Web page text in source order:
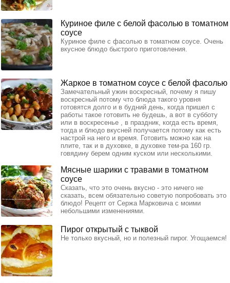
Куриное филе с белой фасолью в томатном
соусе
Куриное филе с фасолью в томатном соусе. Очень
вкусное блюдо быстрого приготовления.
Жаркое в томатном соусе с белой фасолью
Замечательный ужин воскресный, почему я пишу
воскресный потому что блюда такого уровня
готовятся долго и в будний день, когда пришел с
работы такое готовить не будешь, а вот в субботу
или в воскресенье , в праздник, когда есть время,
тогда и блюдо вкусней получается потому как есть
настрой на него и время. Готовить можно как на
плите, так и в духовке, в духовке тем-ра 160 гр.
говядину берем одним куском или несколькими.
Мясные шарики с травами в томатном
соусе
Сказать, что это очень вкусно - это ничего не
сказать, всем обязательно советую попробовать это
блюдо! Рецепт от Сержа Марковича с моими
небольшими изменениями.
Пирог открытый с тыквой
Не только вкусный, но и полезный пирог. Угощаемся!